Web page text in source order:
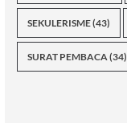
SEKULERISME(43)
SURAT PEMBACA(34)